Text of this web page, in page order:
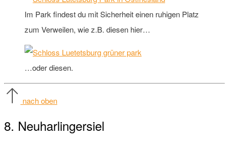
Im Park findest du mit Sicherheit einen ruhigen Platz
zum Verweilen, wie z.B. diesen hier…
…oder diesen.
nach oben
8. Neuharlingersiel